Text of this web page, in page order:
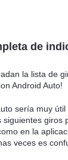
de
la lista de
Android Auto!
sería muy
siguientes giros
en la
veces es